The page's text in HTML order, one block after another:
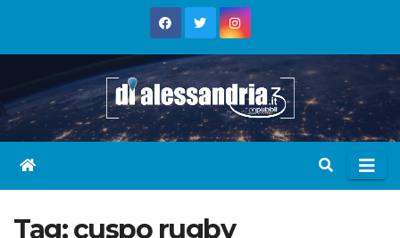
Tag:cuspo rugby